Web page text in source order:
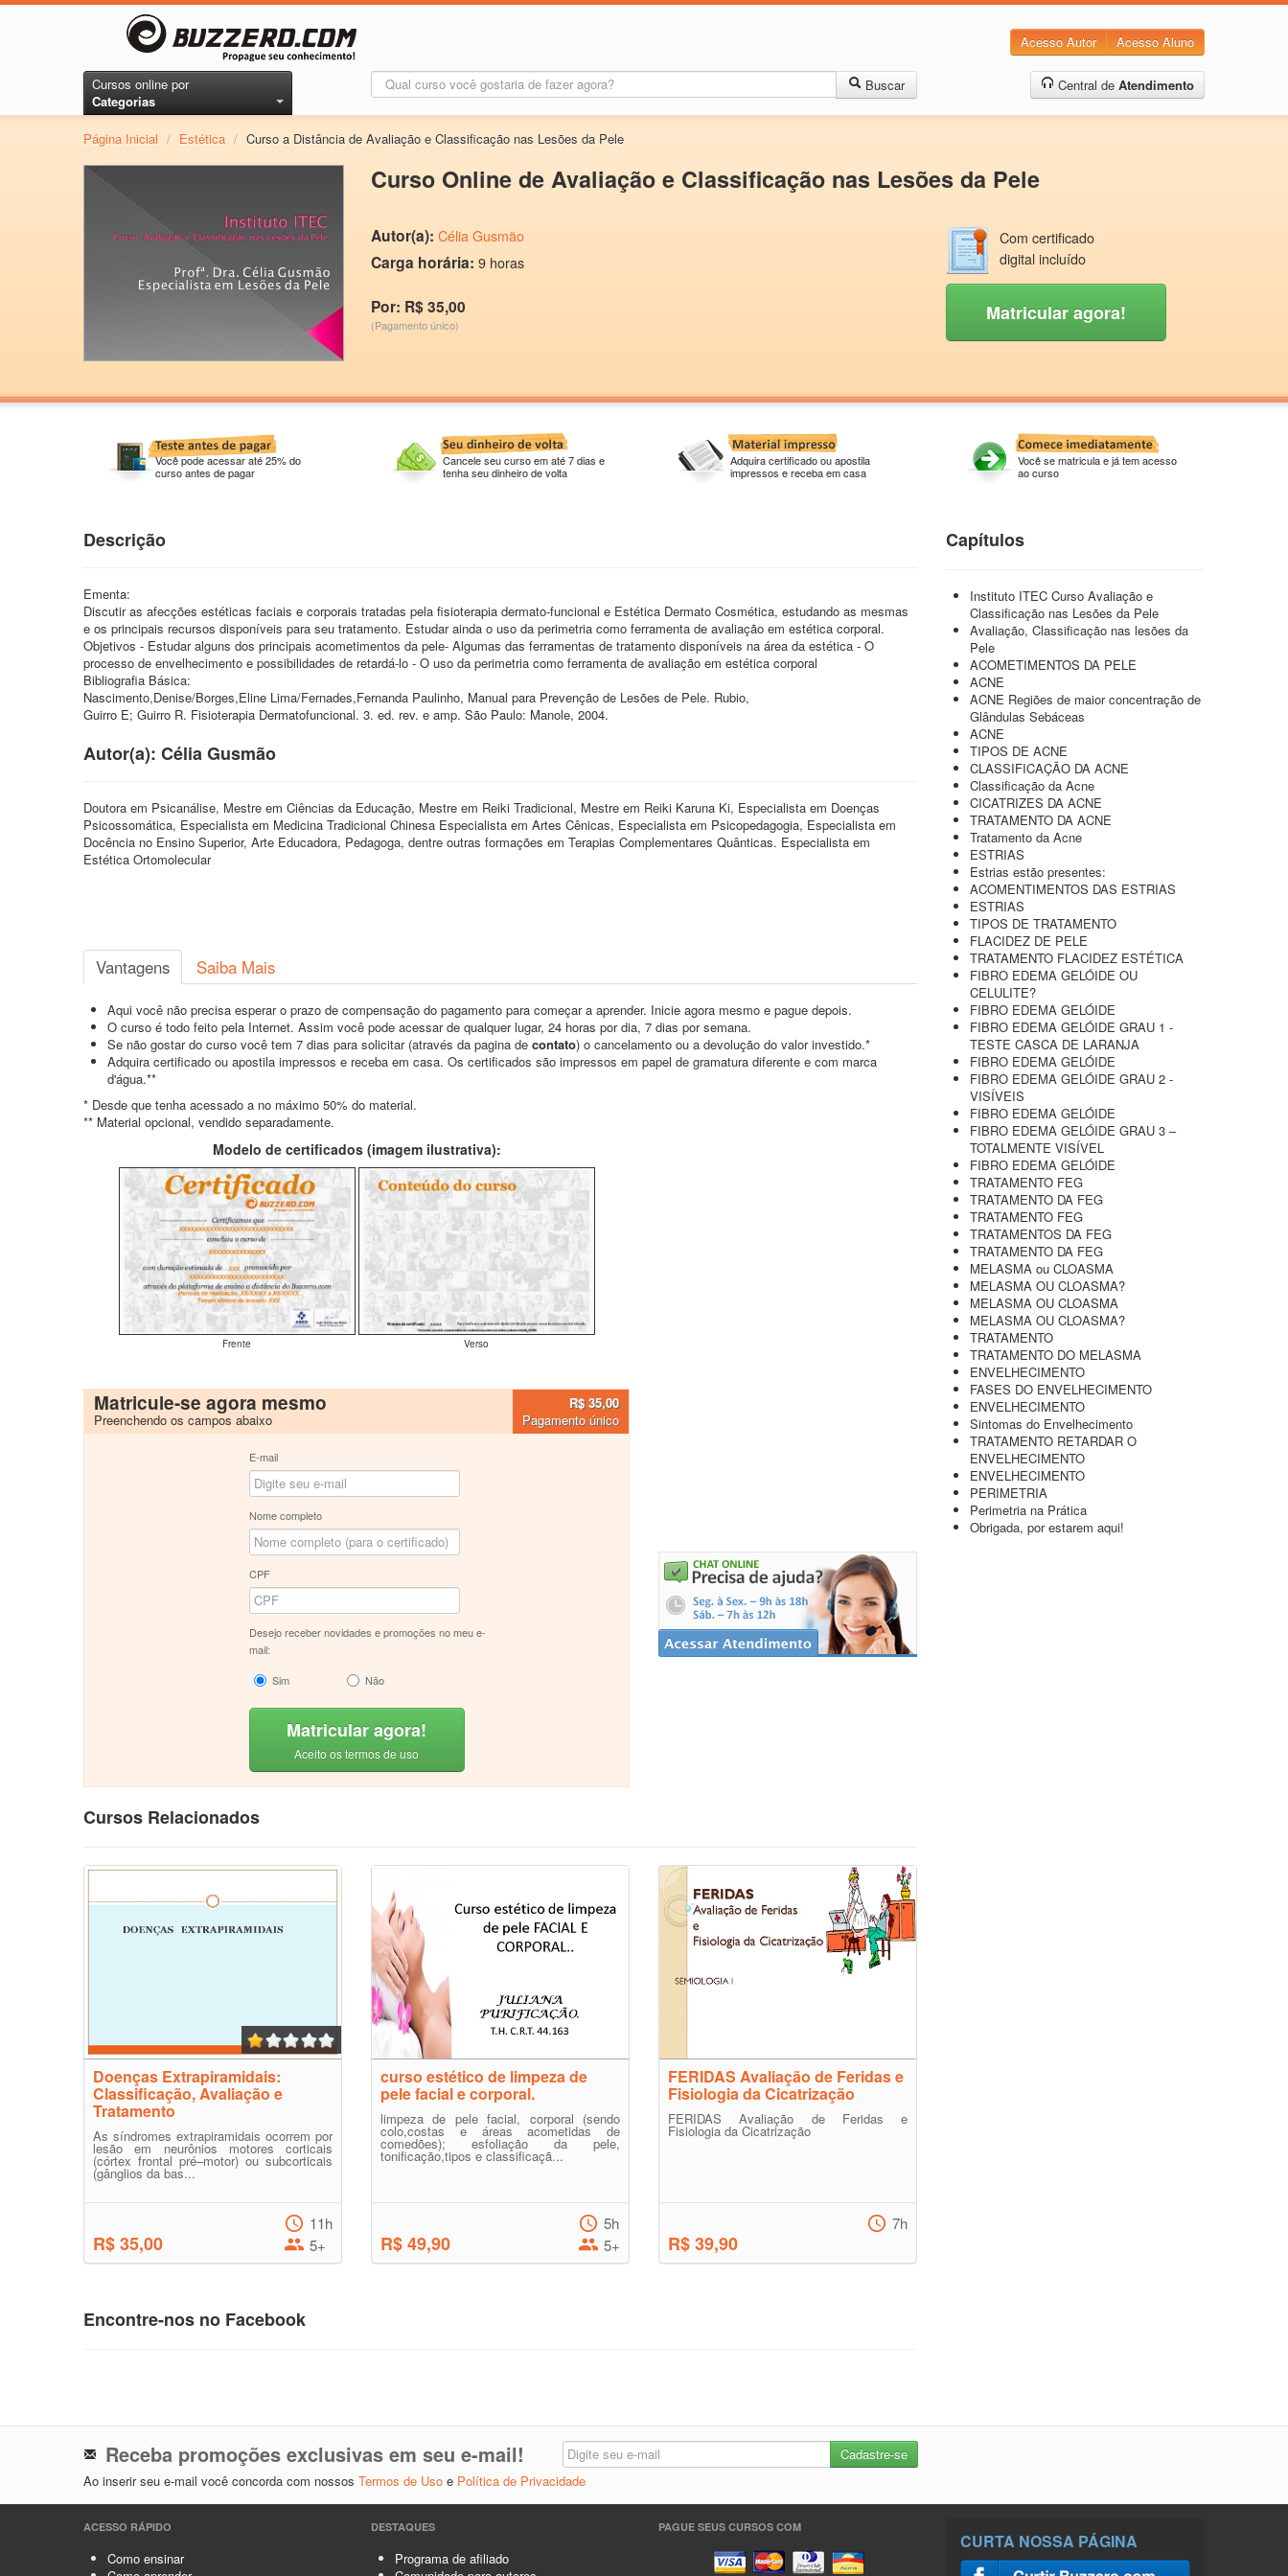
Acesso Autor Acesso Aluno
Cursos online por
Categorias
Buscar Central de Atendimento
Página Inicial / Estética / Curso a Distância de Avaliação e Classificação nas Lesões da Pele
Curso Online de Avaliação e Classificação nas Lesões da Pele
Autor(a): Célia Gusmão
Carga horária: 9 horas
Por: R$ 35,00
(Pagamento único)
Com certificado
digital incluído
Matricular agora!
Você pode acessar até 25% do
curso antes de pagar
Cancele seu curso em até 7 dias e
tenha seu dinheiro de volta
Adquira certificado ou apostila
impressos e receba em casa
Você se matricula e já tem acesso
ao curso
Descrição
Ementa:
Discutir as afecções estéticas faciais e corporais tratadas pela fisioterapia dermato-funcional e Estética Dermato Cosmética, estudando as mesmas
e os principais recursos disponíveis para seu tratamento. Estudar ainda o uso da perimetria como ferramenta de avaliação em estética corporal.
Objetivos - Estudar alguns dos principais acometimentos da pele- Algumas das ferramentas de tratamento disponíveis na área da estética - O
processo de envelhecimento e possibilidades de retardá-lo - O uso da perimetria como ferramenta de avaliação em estética corporal
Bibliografia Básica:
Nascimento,Denise/Borges,Eline Lima/Fernades,Fernanda Paulinho, Manual para Prevenção de Lesões de Pele. Rubio,
Guirro E; Guirro R. Fisioterapia Dermatofuncional. 3. ed. rev. e amp. São Paulo: Manole, 2004.
Autor(a): Célia Gusmão
Doutora em Psicanálise, Mestre em Ciências da Educação, Mestre em Reiki Tradicional, Mestre em Reiki Karuna Ki, Especialista em Doenças
Psicossomática, Especialista em Medicina Tradicional Chinesa Especialista em Artes Cênicas, Especialista em Psicopedagogia, Especialista em
Docência no Ensino Superior, Arte Educadora, Pedagoga, dentre outras formações em Terapias Complementares Quânticas. Especialista em
Estética Ortomolecular
Vantagens Saiba Mais
Aqui você não precisa esperar o prazo de compensação do pagamento para começar a aprender. Inicie agora mesmo e pague depois.
O curso é todo feito pela Internet. Assim você pode acessar de qualquer lugar, 24 horas por dia, 7 dias por semana.
Se não gostar do curso você tem 7 dias para solicitar (através da pagina de contato) o cancelamento ou a devolução do valor investido.*
Adquira certificado ou apostila impressos e receba em casa. Os certificados são impressos em papel de gramatura diferente e com marca
d'água.**
* Desde que tenha acessado a no máximo 50% do material.
** Material opcional, vendido separadamente.
Modelo de certificados (imagem ilustrativa):
Frente Verso
Matricule-se agora mesmo
Preenchendo os campos abaixo
R$ 35,00
Pagamento único
E-mail
Nome completo
CPF
Desejo receber novidades e promoções no meu e-
mail:
Sim
Não
Matricular agora!
Aceito os termos de uso
Cursos Relacionados
Doenças Extrapiramidais:
Classificação, Avaliação e
Tratamento
As síndromes extrapiramidais ocorrem por
lesão em neurônios motores corticais
(córtex frontal pré–motor) ou subcorticais
(gânglios da bas...
R$ 35,00
11h
5+
curso estético de limpeza de
pele facial e corporal.
limpeza de pele facial, corporal (sendo
colo,costas e áreas acometidas de
comedões); esfoliação da pele,
tonificação,tipos e classificaçã...
R$ 49,90
5h
5+
FERIDAS Avaliação de Feridas e
Fisiologia da Cicatrização
FERIDAS Avaliação de Feridas e
Fisiologia da Cicatrização
R$ 39,90
7h
Encontre-nos no Facebook
Capítulos
Instituto ITEC Curso Avaliação e
Classificação nas Lesões da Pele
Avaliação, Classificação nas lesões da
Pele
ACOMETIMENTOS DA PELE
ACNE
ACNE Regiões de maior concentração de
Glândulas Sebáceas
ACNE
TIPOS DE ACNE
CLASSIFICAÇÃO DA ACNE
Classificação da Acne
CICATRIZES DA ACNE
TRATAMENTO DA ACNE
Tratamento da Acne
ESTRIAS
Estrias estão presentes:
ACOMENTIMENTOS DAS ESTRIAS
ESTRIAS
TIPOS DE TRATAMENTO
FLACIDEZ DE PELE
TRATAMENTO FLACIDEZ ESTÉTICA
FIBRO EDEMA GELÓIDE OU
CELULITE?
FIBRO EDEMA GELÓIDE
FIBRO EDEMA GELÓIDE GRAU 1 -
TESTE CASCA DE LARANJA
FIBRO EDEMA GELÓIDE
FIBRO EDEMA GELÓIDE GRAU 2 -
VISÍVEIS
FIBRO EDEMA GELÓIDE
FIBRO EDEMA GELÓIDE GRAU 3 –
TOTALMENTE VISÍVEL
FIBRO EDEMA GELÓIDE
TRATAMENTO FEG
TRATAMENTO DA FEG
TRATAMENTO FEG
TRATAMENTOS DA FEG
TRATAMENTO DA FEG
MELASMA ou CLOASMA
MELASMA OU CLOASMA?
MELASMA OU CLOASMA
MELASMA OU CLOASMA?
TRATAMENTO
TRATAMENTO DO MELASMA
ENVELHECIMENTO
FASES DO ENVELHECIMENTO
ENVELHECIMENTO
Sintomas do Envelhecimento
TRATAMENTO RETARDAR O
ENVELHECIMENTO
ENVELHECIMENTO
PERIMETRIA
Perimetria na Prática
Obrigada, por estarem aqui!
Receba promoções exclusivas em seu e-mail!
Ao inserir seu e-mail você concorda com nossos Termos de Uso e Política de Privacidade
ACESSO RÁPIDO
Como ensinar
DESTAQUES
Programa de afiliado
PAGUE SEUS CURSOS COM
CURTA NOSSA PÁGINA